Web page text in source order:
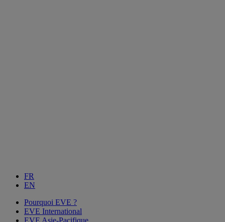
FR
EN
Pourquoi EVE ?
EVE International